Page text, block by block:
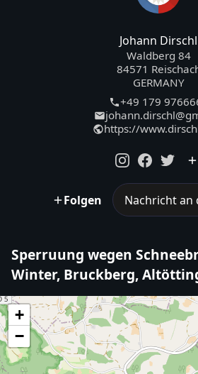
Johann Dirschl
Waldberg 84
84571
GERMANY
+49 179
https://
Folgen Nachricht an
Sperruung wegen
Winter, Bruckberg,
+
−